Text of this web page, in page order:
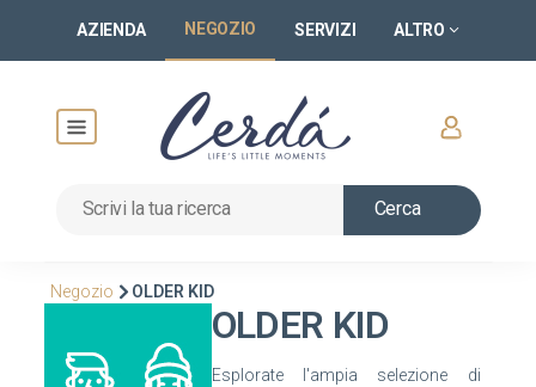
AZIENDA NEGOZIO SERVIZI ALTRO
Cerca
Negozio OLDER KID
OLDER KID
Esplorate l'ampia selezione di